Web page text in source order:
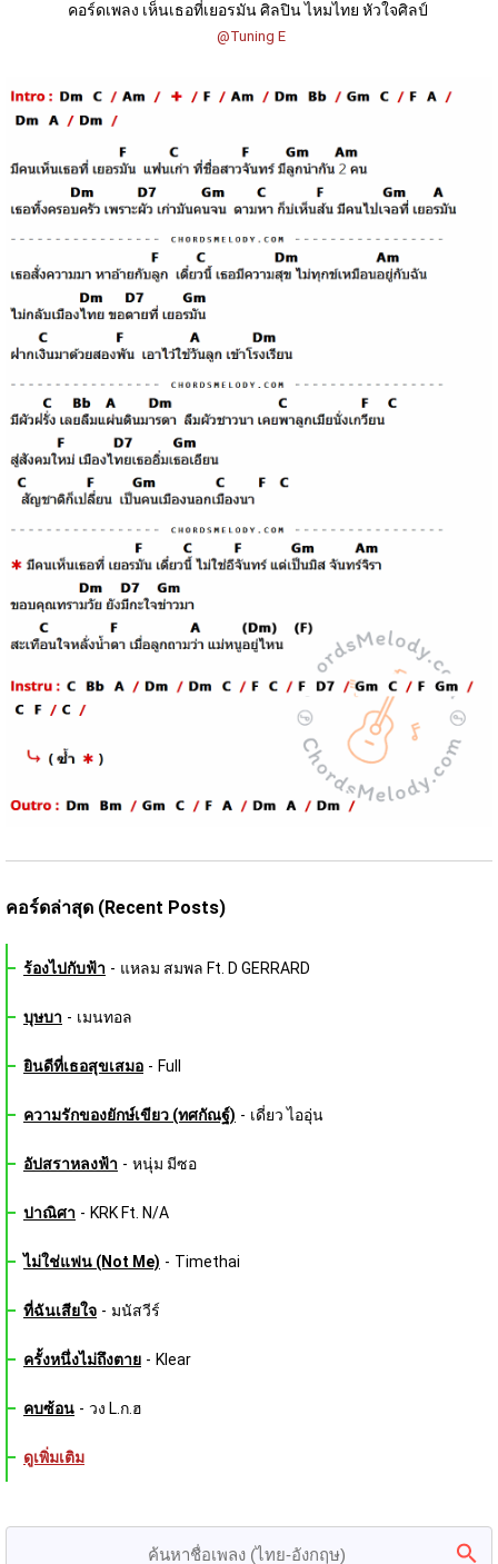
คอร์ดเพลง เห็นเธอที่เยอรมัน ศิลปิน ไหมไทย หัวใจศิลป์
@Tuning E
คอร์ดล่าสุด (Recent Posts)
ร้องไปกับฟ้า - แหลม สมพล Ft. D GERRARD
บุษบา - เมนทอล
ยินดีที่เธอสุขเสมอ - Full
ความรักของยักษ์เขียว (ทศกัณฐ์) - เดี่ยว ไออุ่น
อัปสราหลงฟ้า - หนุ่ม มีซอ
ปาณิศา - KRK Ft. N/A
ไม่ใช่แฟน (Not Me) - Timethai
ที่ฉันเสียใจ - มนัสวีร์
ครั้งหนึ่งไม่ถึงตาย - Klear
คบซ้อน - วง L.ก.ฮ
ดูเพิ่มเติม